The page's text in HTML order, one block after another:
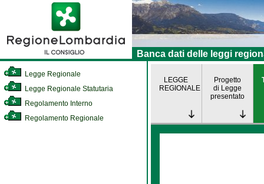
Banca dati delle leggi
Legge Regionale
Legge Regionale Statutaria
Regolamento Interno
Regolamento Regionale
LEGGE
REGIONALE
Progetto
di Legge
presentato